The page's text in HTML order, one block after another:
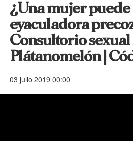
¿Una mujer puede
eyaculadora
Consultorio sexual
Plátanomelón |
03 julio 2019 00:00